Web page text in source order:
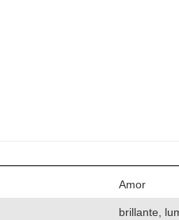
Amor
brillante,